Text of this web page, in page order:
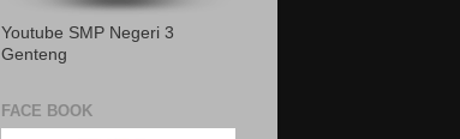
Youtube SMP Negeri 3
Genteng
FACE BOOK